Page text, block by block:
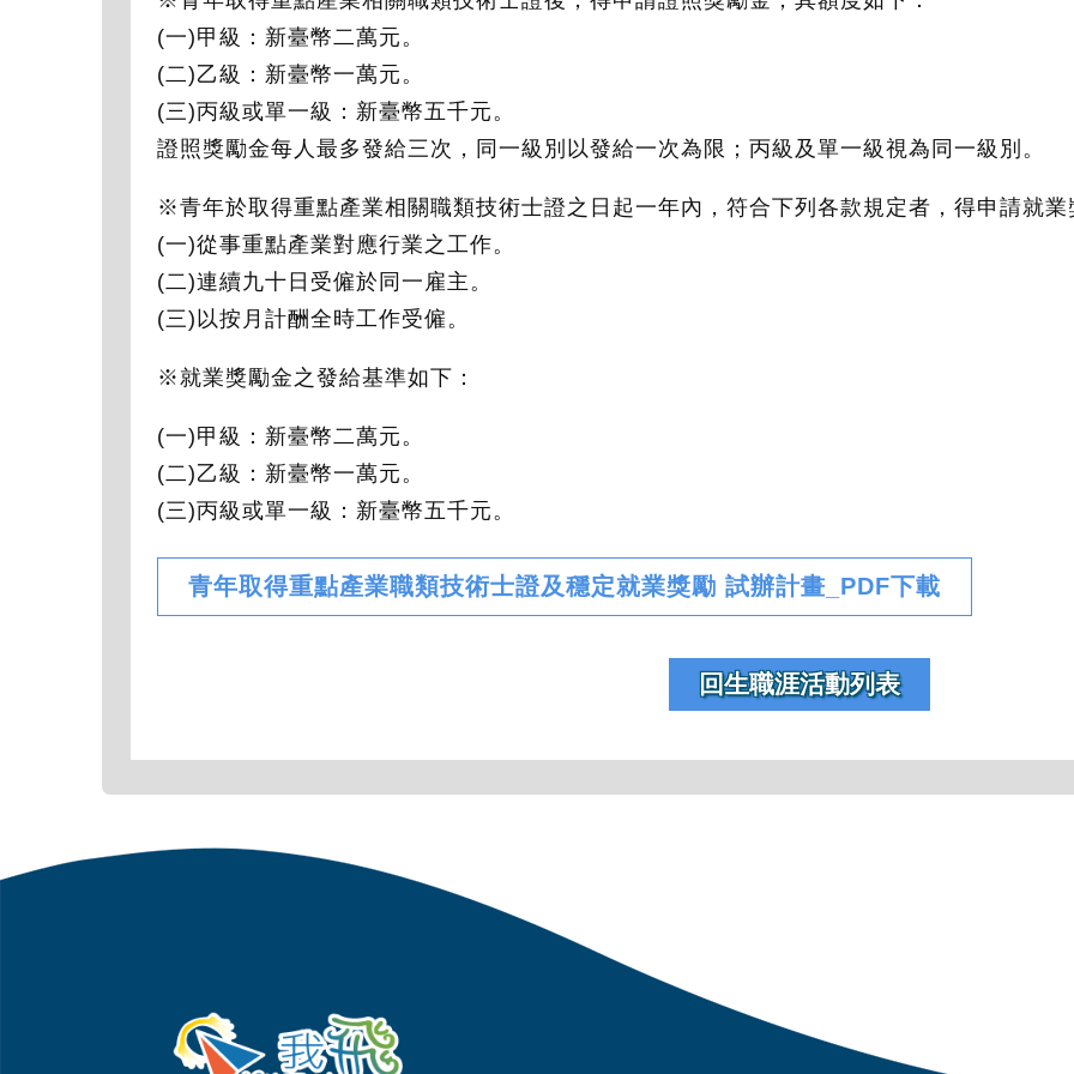
(一)甲級：新臺幣二萬元。
(二)乙級：新臺幣一萬元。
(三)丙級或單一級：新臺幣五千元。
證照獎勵金每人最多發給三次，同一級別以發給一次為限；丙級及單一級視為同一級別。
※青年於取得重點產業相關職類技術士證之日起一年內，符合下列各款規定者，得申請就業
(一)從事重點產業對應行業之工作。
(二)連續九十日受僱於同一雇主。
(三)以按月計酬全時工作受僱。
※就業獎勵金之發給基準如下：
(一)甲級：新臺幣二萬元。
(二)乙級：新臺幣一萬元。
(三)丙級或單一級：新臺幣五千元。
青年取得重點產業職類技術士證及穩定就業獎勵 試辦計畫_PDF下載
回生職涯活動列表